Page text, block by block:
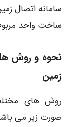
سامانه اتصال
ساخت واحد
نحوه و روش
زمین
روش های
صورت زیر می